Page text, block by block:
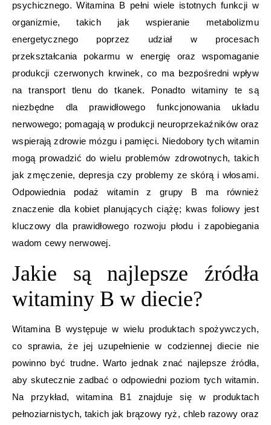
psychicznego. Witamina B pełni wiele istotnych funkcji w
organizmie, takich jak wspieranie metabolizmu
energetycznego poprzez udział w procesach
przekształcania pokarmu w energię oraz wspomaganie
produkcji czerwonych krwinek, co ma bezpośredni wpływ
na transport tlenu do tkanek. Ponadto witaminy te są
niezbędne dla prawidłowego funkcjonowania układu
nerwowego; pomagają w produkcji neuroprzekaźników oraz
wspierają zdrowie mózgu i pamięci. Niedobory tych witamin
mogą prowadzić do wielu problemów zdrowotnych, takich
jak zmęczenie, depresja czy problemy ze skórą i włosami.
Odpowiednia podaż witamin z grupy B ma również
znaczenie dla kobiet planujących ciążę; kwas foliowy jest
kluczowy dla prawidłowego rozwoju płodu i zapobiegania
wadom cewy nerwowej.
Jakie są najlepsze źródła
witaminy B w diecie?
Witamina B występuje w wielu produktach spożywczych,
co sprawia, że jej uzupełnienie w codziennej diecie nie
powinno być trudne. Warto jednak znać najlepsze źródła,
aby skutecznie zadbać o odpowiedni poziom tych witamin.
Na przykład, witamina B1 znajduje się w produktach
pełnoziarnistych, takich jak brązowy ryż, chleb razowy oraz